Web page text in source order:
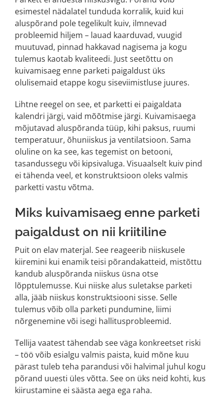
esimestel nädalatel tunduda korralik, kuid kui
aluspõrand pole tegelikult kuiv, ilmnevad
probleemid hiljem – lauad kaarduvad, vuugid
muutuvad, pinnad hakkavad nagisema ja kogu
tulemus kaotab kvaliteedi. Just seetõttu on
kuivamisaeg enne parketi paigaldust üks
olulisemaid etappe kogu siseviimistluse juures.
Lihtne reegel on see, et parketti ei paigaldata
kalendri järgi, vaid mõõtmise järgi. Kuivamisaega
mõjutavad aluspõranda tüüp, kihi paksus, ruumi
temperatuur, õhuniiskus ja ventilatsioon. Sama
oluline on ka see, kas tegemist on betooni,
tasandussegu või kipsivaluga. Visuaalselt kuiv pind
ei tähenda veel, et konstruktsioon oleks valmis
parketti vastu võtma.
Miks kuivamisaeg enne parketi
paigaldust on nii kriitiline
Puit on elav materjal. See reageerib niiskusele
kiiremini kui enamik teisi põrandakatteid, mistõttu
kandub aluspõranda niiskus üsna otse
lõpptulemusse. Kui niiske alus suletakse parketi
alla, jääb niiskus konstruktsiooni sisse. Selle
tulemus võib olla parketi pundumine, liimi
nõrgenemine või isegi hallitusprobleemid.
Tellija vaatest tähendab see väga konkreetset riski
– töö võib esialgu valmis paista, kuid mõne kuu
pärast tuleb teha parandusi või halvimal juhul kogu
põrand uuesti üles võtta. See on üks neid kohti, kus
kiirustamine ei säästa aega ega raha.